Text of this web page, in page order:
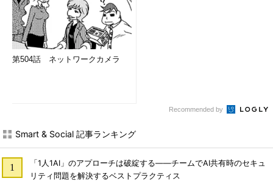
第504話 ネットワークカメラ
Recommended by
Smart & Social 記事ランキング
「1人1AI」のアプローチは破綻する――チームでAI共有時のセキュ
リティ問題を解決するベストプラクティス